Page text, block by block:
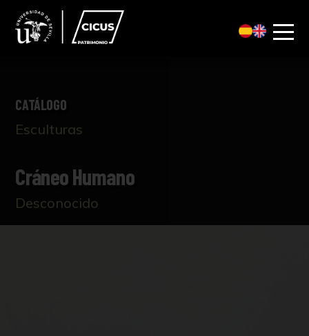
CATÁLOGO
Esculturas
Cráneo Humano
Desconocido